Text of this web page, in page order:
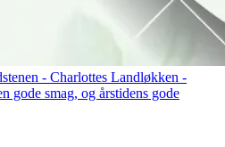
- Charlottes Landløkken -
gode smag, og årstidens gode